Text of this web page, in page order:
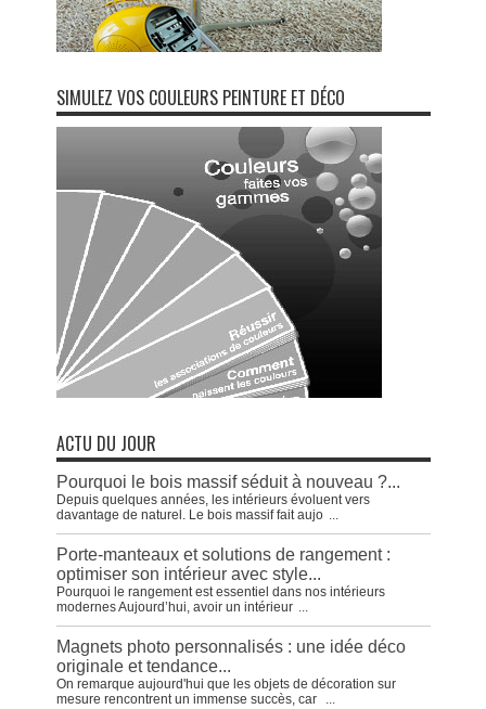
SIMULEZ VOS COULEURS PEINTURE ET DÉCO
ACTU DU JOUR
Pourquoi le bois massif séduit à nouveau ?...
Depuis quelques années, les intérieurs évoluent vers
davantage de naturel. Le bois massif fait aujo ...
Porte-manteaux et solutions de rangement :
optimiser son intérieur avec style...
Pourquoi le rangement est essentiel dans nos intérieurs
modernes Aujourd’hui, avoir un intérieur ...
Magnets photo personnalisés : une idée déco
originale et tendance...
On remarque aujourd'hui que les objets de décoration sur
mesure rencontrent un immense succès, car
...